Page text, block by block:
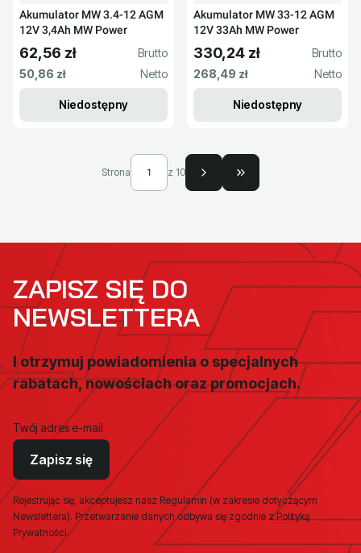
Akumulator MW 3.4-12 AGM
12V 3,4Ah MW Power
Cena brutto
62,56 zł
Cena netto
50,86 zł
Niedostępny
Akumulator MW 33-12 AGM
12V 33Ah MW Power
Cena brutto
330,24 zł
Cena netto
268,49 zł
Niedostępny
Strona z 10 Przejdź do ostatniej
ZAPISZ SIĘ DO
NEWSLETTERA
I otrzymuj powiadomienia o specjalnych
rabatach, nowościach oraz promocjach.
Twój adres e-mail
Zapisz się
Rejestrując się, akceptujesz nasz Regulamin (w zakresie dotyczącym
Newslettera). Przetwarzanie danych odbywa się zgodnie z Polityką
Prywatności.